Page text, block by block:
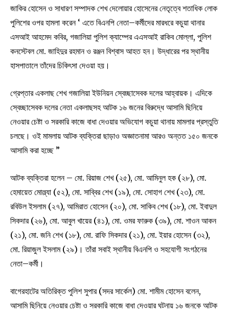
জাকির হোসেন ও সাধারণ সম্পাদক শেখ দেলোয়ার হোসেনের নেতৃত্বে শতাধিক লোক
পুলিশের ওপর হামলা করেন ‘ এতে বিএনপি নেতা–কর্মীদের মারধরে কচুয়া থানার
এসআই আহমেদ কবির, গজালিয়া পুলিশ ক্যাম্পের এএসআই রাকিব মোল্লা, পুলিশ
কনস্টেবল মো. জাহিদুর রহমান ও রঞ্জন বিশ্বাস আহত হন। উদ্ধারের পর স্থানীয়
হাসপাতালে তাঁদের চিকিৎসা দেওয়া হয়।
গ্রেপ্তার একলাছ শেখ গজালিয়া ইউনিয়ন স্বেচ্ছাসেবক দলের আহ্বায়ক। এদিকে
স্বেচ্ছাসেবক দলের নেতা একলাছসহ আটক ১৬ জনের বিরুদ্ধে আসামি ছিনিয়ে
নেওয়ার চেষ্টা ও সরকারি কাজে বাধা দেওয়ার অভিযোগ কচুয়া থানায় মামলার প্রস্তুতি
চলছে। ওই মামলায় আটক ব্যক্তিরা ছাড়াও অজ্ঞাতনামা আরও অন্তত ১৫০ জনকে
আসামি করা হচ্ছে ”
আটক ব্যক্তিরা হলেন – মো. রিয়াজ শেখ (২৫), মো. আমিনুল হক (২৮), মো.
হেমায়েত মোল্ল্যা (৫২), মো. সাব্বির শেখ (১৯), মো. সোহাগ শেখ (২৩), মো.
রবিউল ইসলাম (২৭), আমিরাত হোসেন (২০), মো. সাকিব শেখ (১৮), মো. ইবাদুল
সিকদার (২৬), মো. আবুল খায়ের (৪১), মো. ওমর ফারুক (৩৯), মো. শাওন আকন
(২১), মো. জনি শেখ (১৮), মো. রাফি সিকদার (২১), মো. ইয়ার হোসেন (৩২),
মো. রিয়াজুল ইসলাম (২৯)। তাঁরা সবাই স্থানীয় বিএনপি ও সহযোগী সংগঠনের
নেতা–কর্মী।
বাগেরহাটের অতিরিক্ত পুলিশ সুপার (সদর সার্কেল) মো. শামীম হোসেন বলেন,
আসামি ছিনিয়ে নেওয়ার চেষ্টা ও সরকারি কাজে বাধা দেওয়ার ঘটনায় ১৬ জনকে আটক